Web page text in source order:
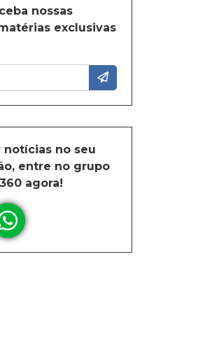
nossas
exclusivas
notícias no seu
entre no grupo
agora!